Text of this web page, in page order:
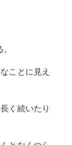
ことに見え
く続いたり